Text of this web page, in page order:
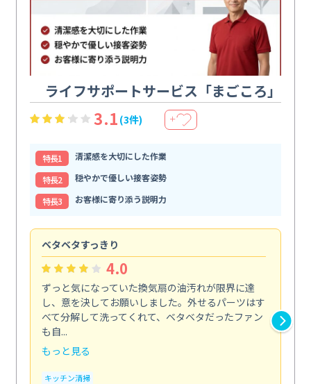
ライフサポートサービス「まごころ」
3.1 (3件) ＋
特⻑1
清潔感を大切にした作業
特⻑2
穏やかで優しい接客姿勢
特⻑3
お客様に寄り添う説明力
ベタベタすっきり
4.0
ずっと気になっていた換気扇の油汚れが限界に達
し、意を決してお願いしました。外せるパーツはす
べて分解して洗ってくれて、ベタベタだったファン
も自...
もっと見る
キッチン清掃